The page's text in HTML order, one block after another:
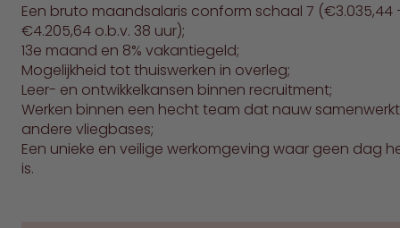
Een bruto maandsalaris conform schaal 7 (€3.035,44
€4.205,64 o.b.v. 38 uur);
13e maand en 8% vakantiegeld;
Mogelijkheid tot thuiswerken in overleg;
Leer- en ontwikkelkansen binnen recruitment;
Werken binnen een hecht team dat nauw
andere vliegbases;
Een unieke en veilige werkomgeving waar geen dag
is.